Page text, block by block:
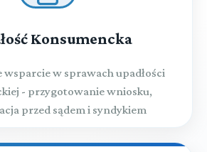
Konsumencka
wsparcie w sprawach upadłości
- przygotowanie wniosku,
przed sądem i syndykiem